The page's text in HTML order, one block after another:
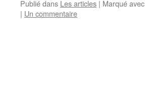
Publié dans Les articles | Marqué avec
| Un commentaire